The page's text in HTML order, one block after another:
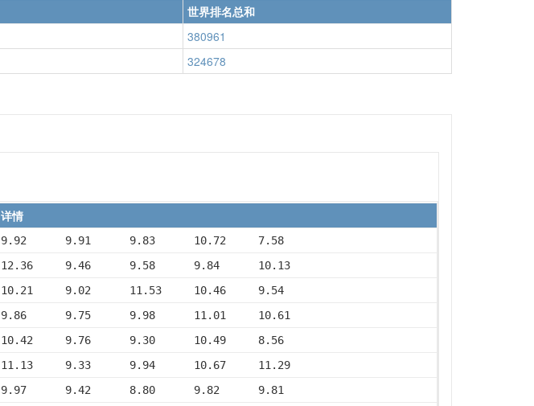
世界排名总和
380961
324678
详情
9.92      9.91      9.83      10.72     7.58
12.36     9.46      9.58      9.84      10.13
10.21     9.02      11.53     10.46     9.54
9.86      9.75      9.98      11.01     10.61
10.42     9.76      9.30      10.49     8.56
11.13     9.33      9.94      10.67     11.29
9.97      9.42      8.80      9.82      9.81